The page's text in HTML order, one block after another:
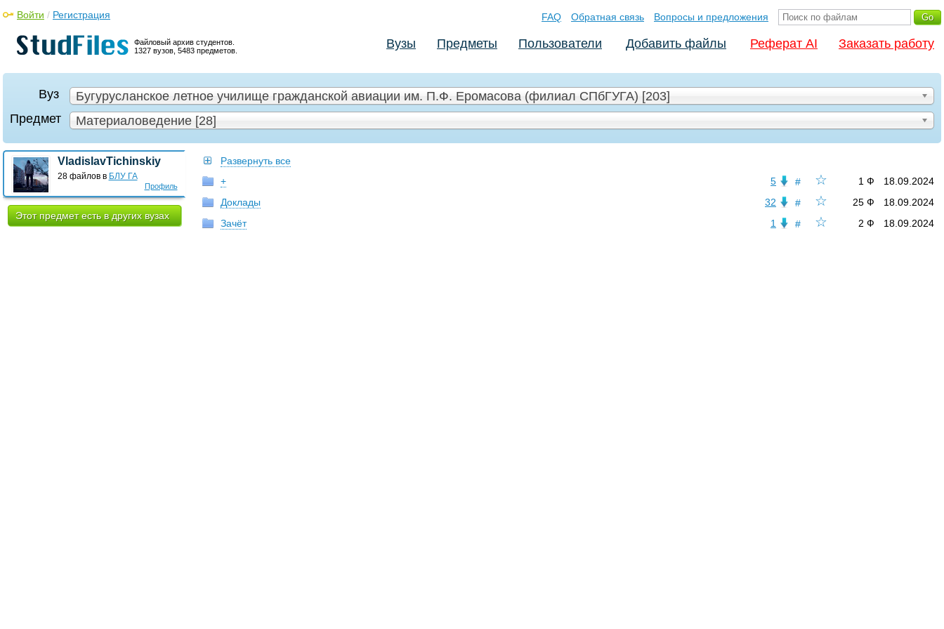
Файловый архив студентов.
1327 вузов, 5483 предметов.
Войти / Регистрация FAQ Обратная связь Вопросы и предложения
Вузы Предметы Пользователи Добавить файлы Реферат AI Заказать работу
Вуз
Бугурусланское летное училище гражданской авиации им. П.Ф. Еромасова (филиал СПбГУГА) [203]
Предмет
Материаловедение [28]
Профиль
VladislavTichinskiy
28 файлов в БЛУ ГА
Этот предмет есть в других вузах
Развернуть все
☆
# 18.09.2024
1 Ф
5
+
☆
# 18.09.2024
25 Ф
32
Доклады
☆
# 18.09.2024
2 Ф
1
Зачёт